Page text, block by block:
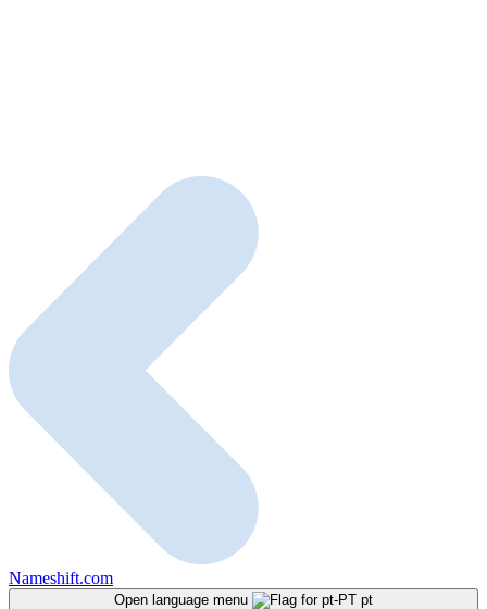
Nameshift.com
Open language menu pt